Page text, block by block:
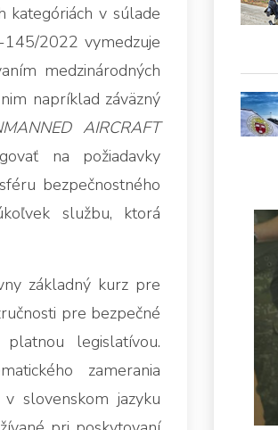
kategóriách v súlade
145/2022 vymedzuje
medzinárodných
napríklad záväzný
AIRCRAFT
na požiadavky
bezpečnostného
službu, ktorá
základný kurz pre
pre bezpečné
legislatívou.
zamerania
slovenskom jazyku